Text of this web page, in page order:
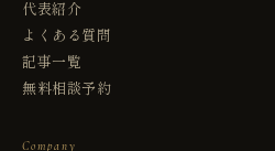
代表紹介
よくある質問
記事一覧
無料相談予約
Company